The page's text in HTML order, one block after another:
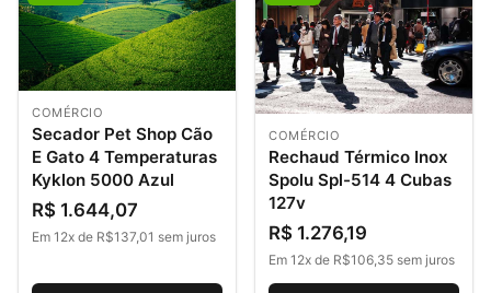
COMÉRCIO
Secador Pet Shop Cão
E Gato 4 Temperaturas
Kyklon 5000 Azul
R$ 1.644,07
Em 12x de R$137,01 sem juros
COMÉRCIO
Rechaud Térmico Inox
Spolu Spl-514 4 Cubas
127v
R$ 1.276,19
Em 12x de R$106,35 sem juros